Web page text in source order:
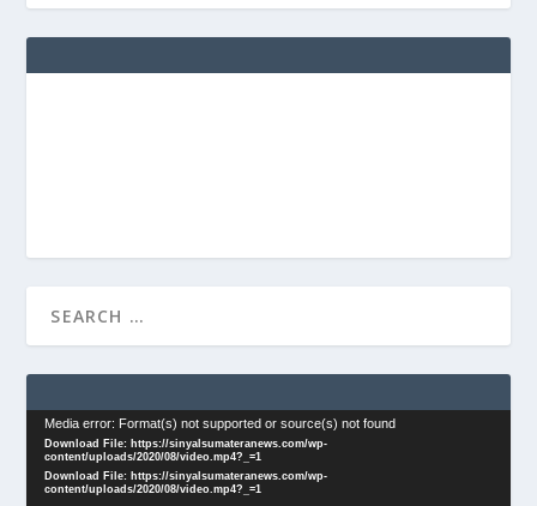
Video
Player
Media error: Format(s) not supported or source(s) not found
Download File: https://sinyalsumateranews.com/wp-
content/uploads/2020/08/video.mp4?_=1
Download File: https://sinyalsumateranews.com/wp-
content/uploads/2020/08/video.mp4?_=1